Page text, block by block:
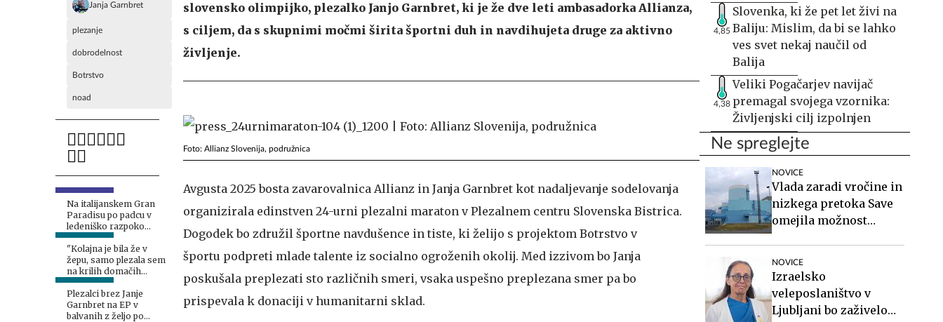
Janja Garnbret
plezanje
dobrodelnost
Botrstvo
noad
Na italijanskem Gran
Paradisu po padcu v
ledeniško razpoko
umrla alpinista
"Kolajna je bila že v
žepu, samo plezala sem
na krilih domačih
navijačev"
Plezalci brez Janje
Garnbret na EP v
balvanih z željo po
slovensko olimpijko, plezalko Janjo Garnbret, ki je že dve leti ambasadorka Allianza,
s ciljem, da s skupnimi močmi širita športni duh in navdihujeta druge za aktivno
življenje.
Foto: Allianz Slovenija, podružnica
Avgusta 2025 bosta zavarovalnica Allianz in Janja Garnbret kot nadaljevanje sodelovanja
organizirala edinstven 24-urni plezalni maraton v Plezalnem centru Slovenska Bistrica.
Dogodek bo združil športne navdušence in tiste, ki želijo s projektom Botrstvo v
športu podpreti mlade talente iz socialno ogroženih okolij. Med izzivom bo Janja
poskušala preplezati sto različnih smeri, vsaka uspešno preplezana smer pa bo
prispevala k donaciji v humanitarni sklad.
4,85
Slovenka, ki že pet let živi na
Baliju: Mislim, da bi se lahko
ves svet nekaj naučil od
Balija
4,38
Veliki Pogačarjev navijač
premagal svojega vzornika:
Življenjski cilj izpolnjen
Ne spreglejte
NOVICE
Vlada zaradi vročine in
nizkega pretoka Save
omejila možnost
NOVICE
Izraelsko
veleposlaništvo v
Ljubljani bo zaživelo